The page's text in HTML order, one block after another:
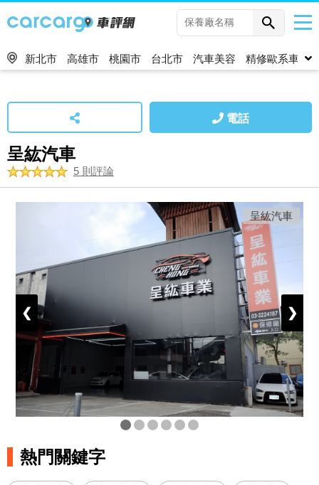
新北市 高雄市 桃園市 台北市 汽車美容 精修歐系車
電話
呈紘汽車
5 則評論
呈紘汽車
❮ ❯
熱門關鍵字